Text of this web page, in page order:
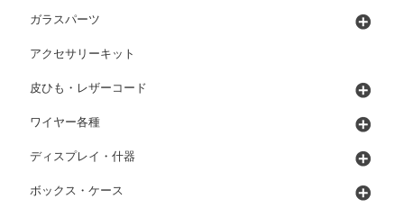
ガラスパーツ
アクセサリーキット
皮ひも・レザーコード
ワイヤー各種
ディスプレイ・什器
ボックス・ケース